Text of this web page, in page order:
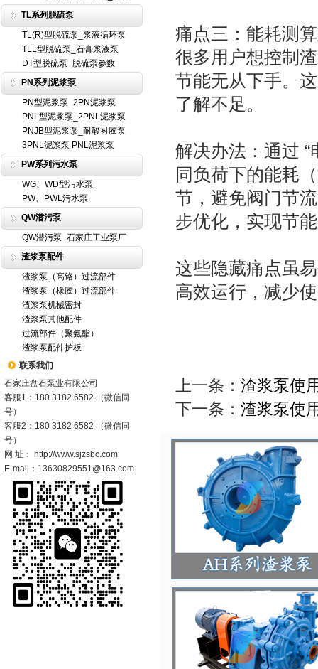
TL系列脱硫泵
TL(R)型脱硫泵_浆液循环泵
TLL型脱硫泵_石膏浆液泵
DT型脱硫泵_脱硫泵参数
PN系列泥浆泵
PN型泥浆泵_2PN泥浆泵
PNL型泥浆泵_2PNL泥浆泵
PNJB型泥浆泵_耐酸衬胶泵
3PNL泥浆泵 PNL泥浆泵
PW系列污水泵
WG、WD型污水泵
PW、PWL污水泵
QW潜污泵
QW潜污泵_石家庄工业泵厂
渣浆泵配件
渣浆泵（高铬）过流部件
渣浆泵（橡胶）过流部件
渣浆泵机械密封
渣浆泵其他配件
过流部件（聚氨酯）
渣浆泵配件护板
联系我们
石家庄盘石泵业有限公司
客服1：180 3182 6582 （微信同
号）
客服2：180 3182 6582 （微信同
号）
网 址： http://www.sjzsbc.com
E-mail：13630829551@163.com
痛点三：能耗测
很多用户想控制
节能无从下手。
了解不足。
解决办法：通过
同负荷下的能耗
节，避免阀门节
步优化，实现节
这些隐藏痛点虽
高效运行，减少
上一条： 渣浆泵使
下一条： 渣浆泵使